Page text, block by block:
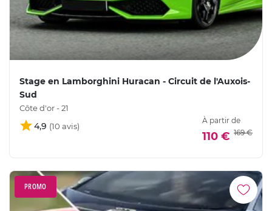
Stage en Lamborghini Huracan - Circuit de l'Auxois-
Sud
Côte d'or - 21
4,9
À partir de
110 € 169 €
PROMO